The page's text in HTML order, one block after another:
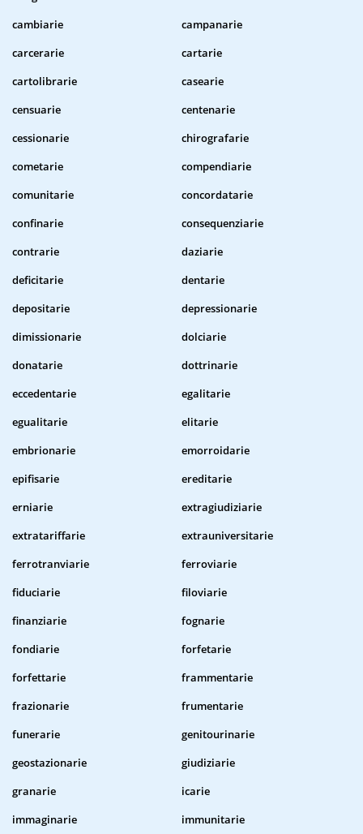
cambiarie
campanarie
carcerarie
cartarie
cartolibrarie
casearie
censuarie
centenarie
cessionarie
chirografarie
cometarie
compendiarie
comunitarie
concordatarie
confinarie
consequenziarie
contrarie
daziarie
deficitarie
dentarie
depositarie
depressionarie
dimissionarie
dolciarie
donatarie
dottrinarie
eccedentarie
egalitarie
egualitarie
elitarie
embrionarie
emorroidarie
epifisarie
ereditarie
erniarie
extragiudiziarie
extratariffarie
extrauniversitarie
ferrotranviarie
ferroviarie
fiduciarie
filoviarie
finanziarie
fognarie
fondiarie
forfetarie
forfettarie
frammentarie
frazionarie
frumentarie
funerarie
genitourinarie
geostazionarie
giudiziarie
granarie
icarie
immaginarie
immunitarie